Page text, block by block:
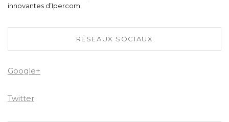
innovantes d’Ipercom
RÉSEAUX SOCIAUX
Google+
Twitter